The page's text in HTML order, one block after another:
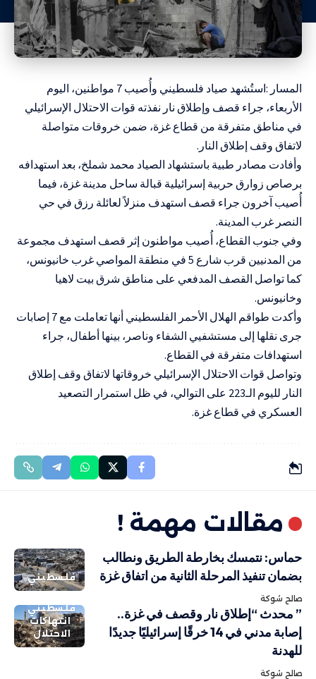
المسار :استُشهد صياد فلسطيني وأُصيب 7 مواطنين، اليوم
الأربعاء، جراء قصف وإطلاق نار نفذته قوات الاحتلال الإسرائيلي
في مناطق متفرقة من قطاع غزة، ضمن خروقات متواصلة
لاتفاق وقف إطلاق النار.
وأفادت مصادر طبية باستشهاد الصياد محمد شملخ، بعد استهدافه
برصاص زوارق حربية إسرائيلية قبالة ساحل مدينة غزة، فيما
أُصيب آخرون جراء قصف استهدف منزلاً لعائلة رزق في حي
النصر غرب المدينة.
وفي جنوب القطاع، أُصيب مواطنون إثر قصف استهدف مجموعة
من المدنيين قرب شارع 5 في منطقة المواصي غرب خانيونس،
كما تواصل القصف المدفعي على مناطق شرق بيت لاهيا
وخانيونس.
وأكدت طواقم الهلال الأحمر الفلسطيني أنها تعاملت مع 7 إصابات
جرى نقلها إلى مستشفيي الشفاء وناصر، بينها أطفال، جراء
استهدافات متفرقة في القطاع.
وتواصل قوات الاحتلال الإسرائيلي خروقاتها لاتفاق وقف إطلاق
النار لليوم الـ223 على التوالي، في ظل استمرار التصعيد
العسكري في قطاع غزة.
مقالات مهمة !
فلسطيني
حماس: نتمسك بخارطة الطريق ونطالب
بضمان تنفيذ المرحلة الثانية من اتفاق غزة
صالح شوكة
فلسطيني
انتهاكات
الاحتلال
” محدث “إطلاق نار وقصف في غزة..
إصابة مدني في 14 خرقًا إسرائيليًا جديدًا
للهدنة
صالح شوكة